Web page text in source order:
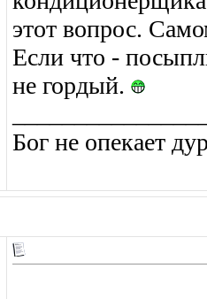
этот вопрос.
Если что -
не гордый.
Бог не опекает